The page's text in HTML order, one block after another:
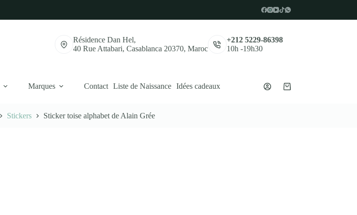
Résidence Dan Hel,
40 Rue Attabari, Casablanca 20370, Maroc
+212 5229-86398
10h -19h30
Marques Contact Liste de Naissance Idées cadeaux
Panier
Stickers Sticker toise alphabet de Alain Grée